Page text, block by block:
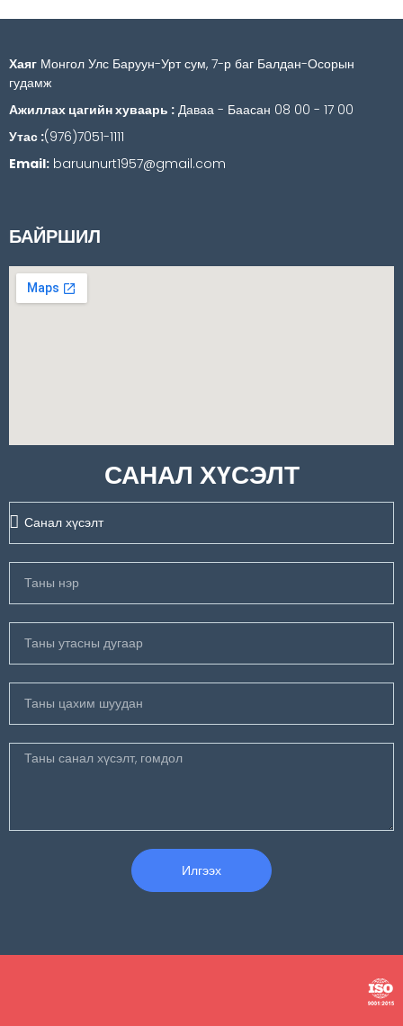
Хаяг Монгол Улс Баруун-Урт сум, 7-р баг Балдан-Осорын
гудамж
Ажиллах цагийн хуваарь : Даваа - Баасан 08 00 - 17 00
Утас :(976)7051-1111
Email: baruunurt1957@gmail.com
БАЙРШИЛ
САНАЛ ХҮСЭЛТ
Илгээх